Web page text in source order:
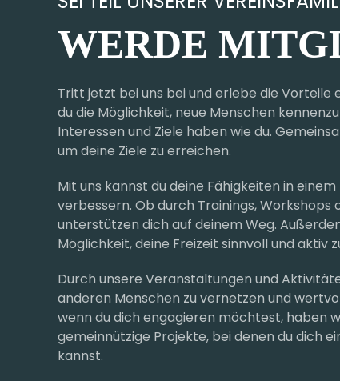
WERDE
Tritt jetzt bei uns bei und erlebe die Vorteile
du die Möglichkeit, neue Menschen
Interessen und Ziele haben wie du.
um deine Ziele zu erreichen.
Mit uns kannst du deine Fähigkeiten in
verbessern. Ob durch Trainings,
unterstützen dich auf deinem Weg.
Möglichkeit, deine Freizeit sinnvoll und aktiv
Durch unsere Veranstaltungen und
anderen Menschen zu vernetzen und
wenn du dich engagieren möchtest, haben
gemeinnützige Projekte, bei denen du dich
kannst.